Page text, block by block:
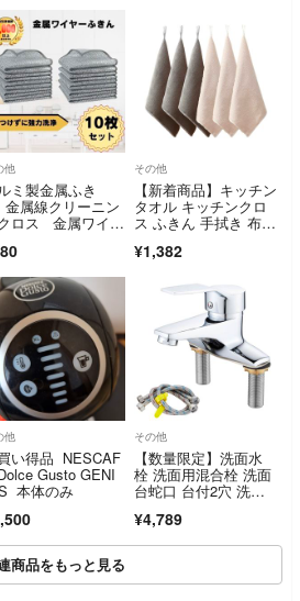
他
ミ製金属ふき
属線クリーニン
ロス 金属ワイヤ
その他
【新着商品】キッチン
タオル キッチンクロ
ス ふきん 手拭き 布
¥1,382
他
い得品 NESCAF
Gusto GENI
本体のみ
その他
【数量限定】洗面水
栓 洗面用混合栓 洗面
台蛇口 台付2穴 洗面
¥4,789
商品をもっと見る